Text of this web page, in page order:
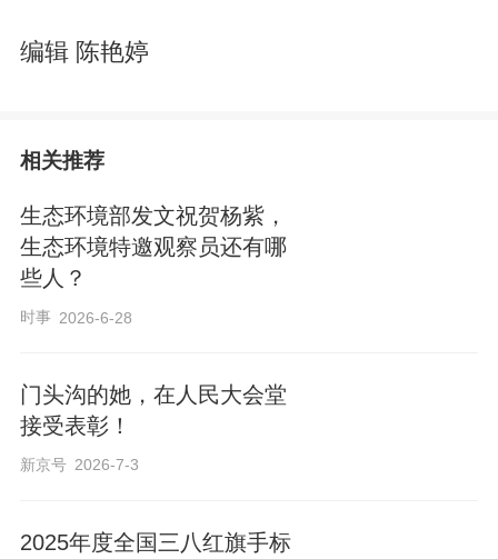
编辑 陈艳婷
相关推荐
生态环境部发文祝贺杨紫，
生态环境特邀观察员还有哪
些人？
时事 2026-6-28
门头沟的她，在人民大会堂
接受表彰！
新京号 2026-7-3
2025年度全国三八红旗手标